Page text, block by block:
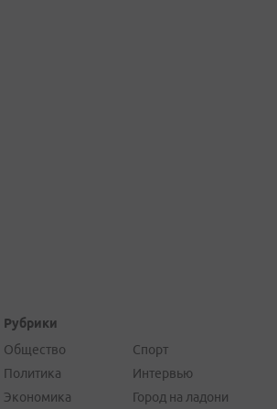
Рубрики
Общество
Политика
Экономика
Спорт
Интервью
Город на ладони